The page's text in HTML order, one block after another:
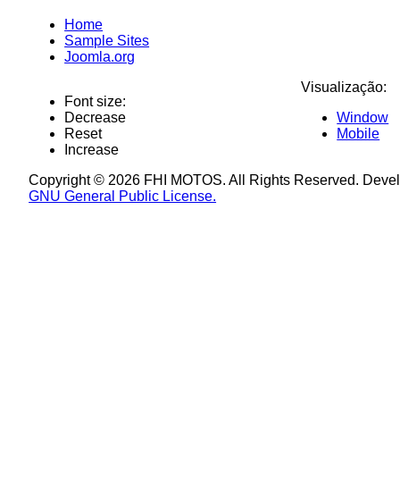
Home
Sample Sites
Joomla.org
Font size:
Decrease
Reset
Increase
Visualização:
Window
Mobile
Copyright © 2026 FHI MOTOS. All Rights Reserved.
GNU General Public License.